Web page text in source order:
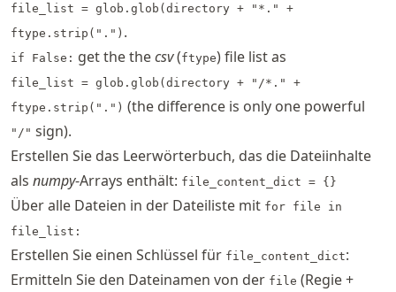
file_list = glob.glob(directory + "*." +
ftype.strip(".") .
if False: get the thecsv(ftype) file list as
file_list = glob.glob(directory + "/*." +
ftype.strip(".") (the difference is only one powerful
"/" sign).
Erstellen Sie das Leerwörterbuch, das die Dateiinhalte
als numpy-Arrays enthält: file_content_dict = {}
Über alle Dateien in der Dateiliste mit for file in
file_list:
Erstellen Sie einen Schlüssel für file_content_dict:
Ermitteln Sie den Dateinamen von der file (Regie +